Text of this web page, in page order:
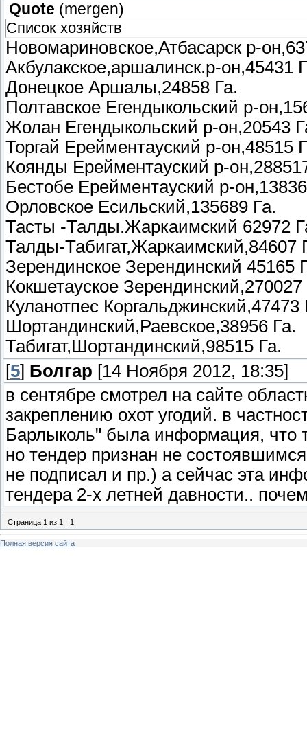
Quote (mergen)
Список хозяйств
Новомариновское,Атбасарск р-
Акбулакское,аршалинск.р-он,45431
Донецкое Аршалы,24858 Га.
Полтавское Егендыкольский р-
Жолан Егендыкольский р-он,20543
Торгай Ерейментауский р-он,48515
Коянды Ерейментауский р-
Бестобе Ерейментауский р-
Орловское Есильский,135689 Га.
Тасты -Талды.Жаркаимский 62972
Талды-Табигат,Жаркаимский,84607
Зерендинское Зерендинский 45165
Кокшетауское Зерендинский,270027
Куланотпес Коргальджинский,47473
Шортандинский,Раевское,38956 Га.
Табигат,Шортандинский,98515 Га.
[5] Болгар [14 Ноября 2012, 18:35]
в сентябре смотрел на сайте
закреплению охот угодий. в
Барлыколь" была информация, что
но тендер признан не
не подписал и пр.) а сейчас эта
тендера 2-х летней давности..
Страница 1 из 1 1
Полная версия сайта